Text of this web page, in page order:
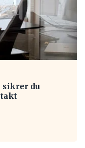
sikrer du